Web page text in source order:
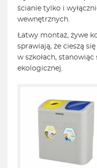
ścianie tylko i
wewnętrznych.
Łatwy montaż, żywe
sprawiają, że cieszą
w szkołach,
ekologicznej.